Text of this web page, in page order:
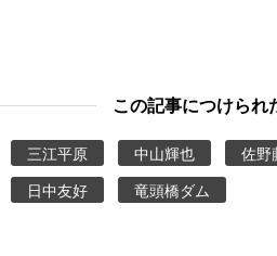
この記事につけられ
三江平原 中山輝也 佐野
日中友好
竜頭橋ダム